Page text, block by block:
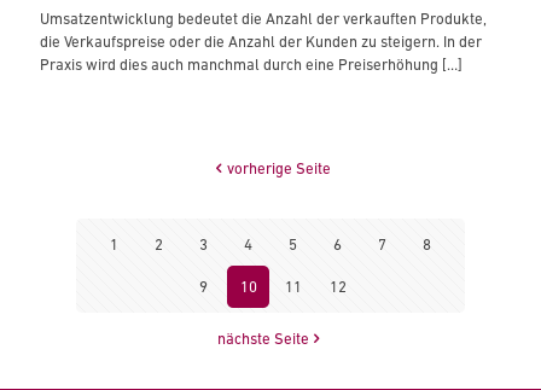
Umsatzentwicklung bedeutet die Anzahl der verkauften Produkte,
die Verkaufspreise oder die Anzahl der Kunden zu steigern. In der
Praxis wird dies auch manchmal durch eine Preiserhöhung […]
vorherige Seite
1 2 3 4 5 6 7 8
9 10 11 12
nächste Seite